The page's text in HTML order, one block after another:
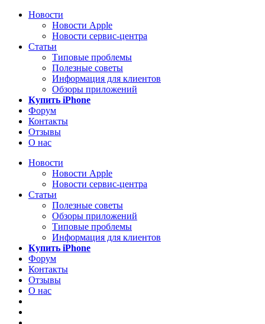
Новости
Новости Apple
Новости сервис-центра
Статьи
Типовые проблемы
Полезные советы
Информация для клиентов
Обзоры приложений
Купить iPhone
Форум
Контакты
Отзывы
О нас
Новости
Новости Apple
Новости сервис-центра
Статьи
Полезные советы
Обзоры приложений
Типовые проблемы
Информация для клиентов
Купить iPhone
Форум
Контакты
Отзывы
О нас